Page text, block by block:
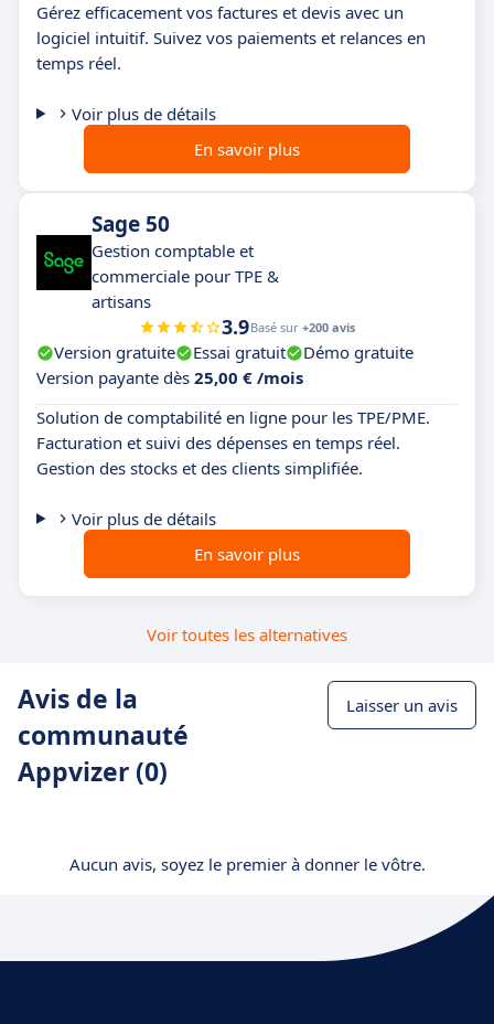
Gérez efficacement vos factures et devis avec un
logiciel intuitif. Suivez vos paiements et relances en
temps réel.
Voir plus de détails
En savoir plus
Sage 50
Gestion comptable et
commerciale pour TPE &
artisans
3.9Basé sur +200 avis
Version gratuite Essai gratuit
Démo gratuite
Version payante dès 25,00 € /mois
Solution de comptabilité en ligne pour les TPE/PME.
Facturation et suivi des dépenses en temps réel.
Gestion des stocks et des clients simplifiée.
Voir plus de détails
En savoir plus
Voir toutes les alternatives
Avis de la
communauté
Appvizer (0)
Laisser un avis
Aucun avis, soyez le premier à donner le vôtre.